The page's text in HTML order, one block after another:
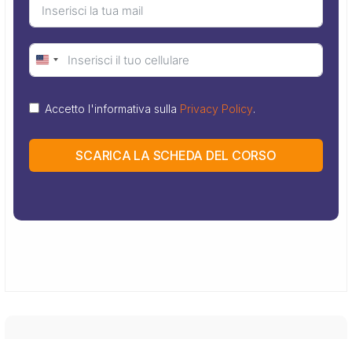
United
+1
Accetto l'informativa sulla Privacy Policy.
SCARICA LA SCHEDA DEL CORSO